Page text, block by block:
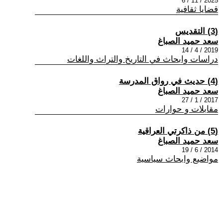
قضايا ثقافية
(3) التقديس
سعد حميد الصباغ
2019 / 4 / 14
دراسات وابحاث في التاريخ والتراث واللغات
(4) حديث في رواق المدرسة
سعد حميد الصباغ
2017 / 1 / 27
مقابلات و حوارات
(5) من ذاكرتي العراقية
سعد حميد الصباغ
2014 / 6 / 19
مواضيع وابحاث سياسية